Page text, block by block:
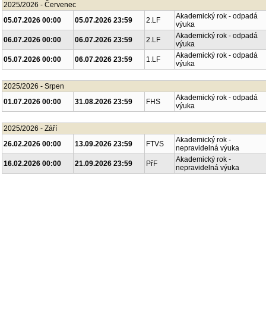
2025/2026 - Červenec
05.07.2026 00:00
05.07.2026 23:59 2.LF
Akademický rok - odpadá
výuka
06.07.2026 00:00
06.07.2026 23:59 2.LF
Akademický rok - odpadá
výuka
05.07.2026 00:00
06.07.2026 23:59 1.LF
Akademický rok - odpadá
výuka
2025/2026 - Srpen
01.07.2026 00:00
31.08.2026 23:59 FHS
Akademický rok - odpadá
výuka
2025/2026 - Září
26.02.2026 00:00
13.09.2026 23:59 FTVS
Akademický rok -
nepravidelná výuka
16.02.2026 00:00
21.09.2026 23:59 PřF
Akademický rok -
nepravidelná výuka